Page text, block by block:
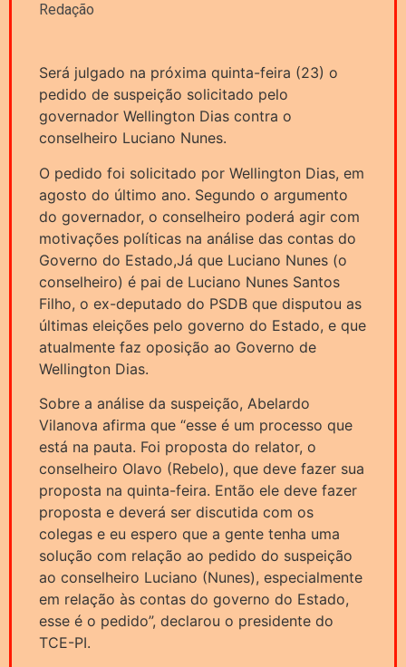
Redação
Será julgado na próxima quinta-feira (23) o
pedido de suspeição solicitado pelo
governador Wellington Dias contra o
conselheiro Luciano Nunes.
O pedido foi solicitado por Wellington Dias, em
agosto do último ano. Segundo o argumento
do governador, o conselheiro poderá agir com
motivações políticas na análise das contas do
Governo do Estado,Já que Luciano Nunes (o
conselheiro) é pai de Luciano Nunes Santos
Filho, o ex-deputado do PSDB que disputou as
últimas eleições pelo governo do Estado, e que
atualmente faz oposição ao Governo de
Wellington Dias.
Sobre a análise da suspeição, Abelardo
Vilanova afirma que “esse é um processo que
está na pauta. Foi proposta do relator, o
conselheiro Olavo (Rebelo), que deve fazer sua
proposta na quinta-feira. Então ele deve fazer
proposta e deverá ser discutida com os
colegas e eu espero que a gente tenha uma
solução com relação ao pedido do suspeição
ao conselheiro Luciano (Nunes), especialmente
em relação às contas do governo do Estado,
esse é o pedido”, declarou o presidente do
TCE-PI.